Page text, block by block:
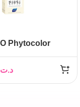
Phytocolor
د.ت